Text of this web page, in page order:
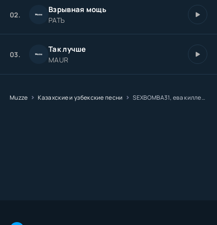
02. Взрывная мощь
РАТЬ
03. Так лучше
MAUR
Muzze Казахские и узбекские песни SEXBOMBA31, ева киллер, мая койка, ника кабина - интернет